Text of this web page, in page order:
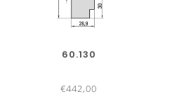
60.130
€442,00